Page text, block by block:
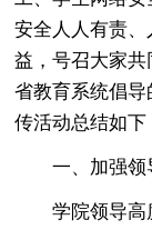
安全人人有责
益，号召大家
省教育系统倡导
传活动总结如下
一、加强领
学院领导高